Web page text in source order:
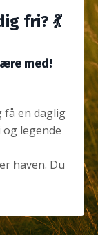
fri? 💃
med!
en daglig
legende
haven. Du